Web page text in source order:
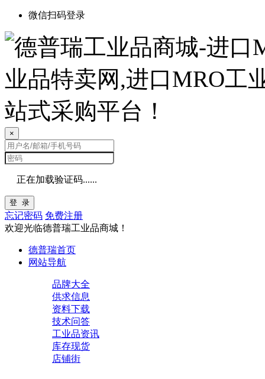
微信扫码登录
×
正在加载验证码......
登 录
忘记密码 免费注册
欢迎光临德普瑞工业品商城！
德普瑞首页
网站导航
品牌大全
供求信息
资料下载
技术问答
工业品资讯
库存现货
店铺街